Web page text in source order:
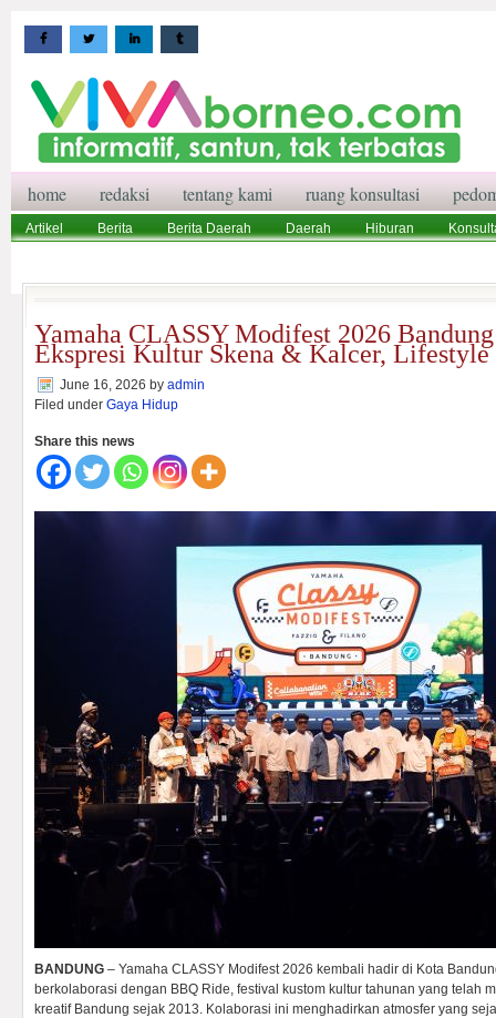
home redaksi tentang kami ruang konsultasi
Artikel Berita Berita Daerah Daerah Hiburan
Yamaha CLASSY Modifest 2026
Ekspresi Kultur Skena & Kalcer, Lifestyle
June 16, 2026 by admin
Filed under Gaya Hidup
Share this news
BANDUNG – Yamaha CLASSY Modifest 2026 kembali hadir di Kota
berkolaborasi dengan BBQ Ride, festival kustom kultur tahunan yang telah
kreatif Bandung sejak 2013. Kolaborasi ini menghadirkan atmosfer yang